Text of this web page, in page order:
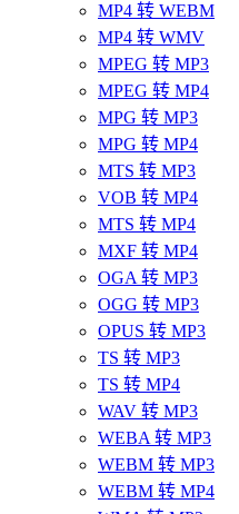
MP4 转 WEBM
MP4 转 WMV
MPEG 转 MP3
MPEG 转 MP4
MPG 转 MP3
MPG 转 MP4
MTS 转 MP3
VOB 转 MP4
MTS 转 MP4
MXF 转 MP4
OGA 转 MP3
OGG 转 MP3
OPUS 转 MP3
TS 转 MP3
TS 转 MP4
WAV 转 MP3
WEBA 转 MP3
WEBM 转 MP3
WEBM 转 MP4